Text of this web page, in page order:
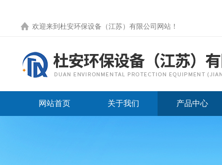
欢迎来到 杜安环保设备（江苏）有限公司网站 ！
网站首页 关于我们 产品中心